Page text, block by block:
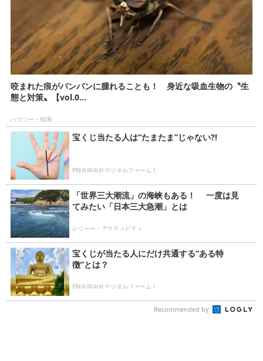
咬まれた痕がパンパンに腫れることも！ 身近な吸血生物の〝生
態と対策〟【vol.0...
ハウツー・知識
宝くじ当たる人は“たまたま”じゃない?!
PR(合同会社デジタルファーム )
「世界三大潮流」の海峡もある！ 一度は見
てみたい「日本三大急潮」とは
レジャー・アクティビティ
宝くじが当たる人にだけ共通する“ある特
徴”とは？
PR(合同会社デジタルファーム )
Recommended by